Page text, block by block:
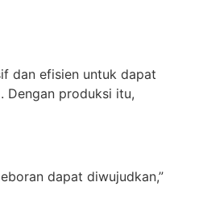
dan efisien untuk dapat
Dengan produksi itu,
dapat diwujudkan,”